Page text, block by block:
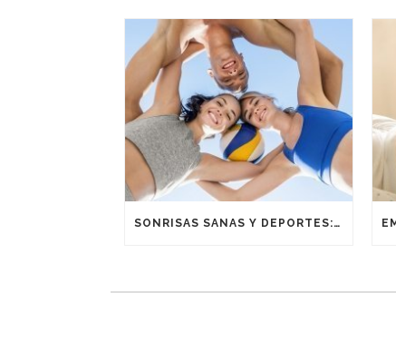
SONRISAS SANAS Y DEPORTES: UNA ALIANZA GANADORA